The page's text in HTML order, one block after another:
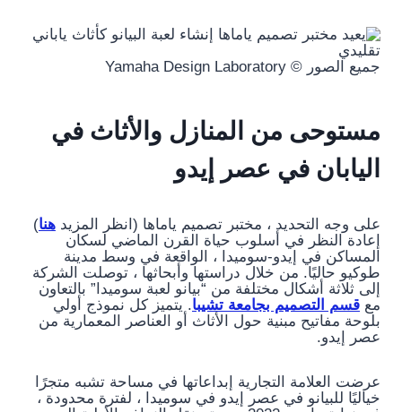
جميع الصور © Yamaha Design Laboratory
مستوحى من المنازل والأثاث في
اليابان في عصر إيدو
على وجه التحديد ، مختبر تصميم ياماها (انظر المزيد هنا)
إعادة النظر في أسلوب حياة القرن الماضي لسكان
المساكن في إيدو-سوميدا ، الواقعة في وسط مدينة
طوكيو حاليًا. من خلال دراستها وأبحاثها ، توصلت الشركة
إلى ثلاثة أشكال مختلفة من “بيانو لعبة سوميدا” بالتعاون
مع قسم التصميم بجامعة تشيبا. يتميز كل نموذج أولي
بلوحة مفاتيح مبنية حول الأثاث أو العناصر المعمارية من
عصر إيدو.
عرضت العلامة التجارية إبداعاتها في مساحة تشبه متجرًا
خياليًا للبيانو في عصر إيدو في سوميدا ، لفترة محدودة ،